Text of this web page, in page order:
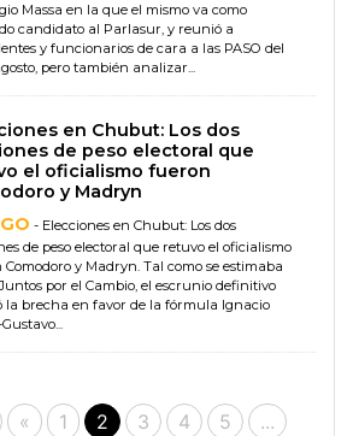
Massa en la que el mismo va como
candidato al Parlasur, y reunió a
y funcionarios de cara a las PASO del
pero también analizar...
en Chubut: Los dos
de peso electoral que
el oficialismo fueron
y Madryn
- Elecciones en Chubut: Los dos
de peso electoral que retuvo el oficialismo
y Madryn. Tal como se estimaba
por el Cambio, el escrunio definitivo
la brecha en favor de la fórmula Ignacio
« 1 2 3 4 5
...